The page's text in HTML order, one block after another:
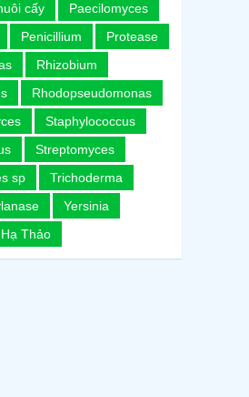
cấy
Paecilomyces
Penicillium
Protease
Rhizobium
Rhodopseudomonas
Staphylococcus
Streptomyces
sp
Trichoderma
Yersinia
Thảo